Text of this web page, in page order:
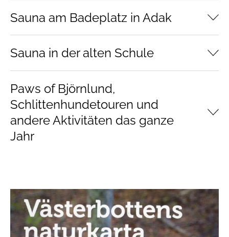
Sauna am Badeplatz in Adak
Sauna in der alten Schule
Paws of Björnlund,
Schlittenhundetouren und
andere Aktivitäten das ganze
Jahr